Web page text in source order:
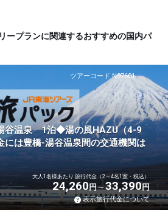
ープランに関連するおすすめの国内パ
ツアーコード N97601
谷温泉 1泊◆湯の風HAZU（4-9
は豊橋-湯谷温泉間の交通機関は
大人1名様あたり 旅行代金（2～4名1室・税込）
24,260円 33,390円
表示旅行代金について